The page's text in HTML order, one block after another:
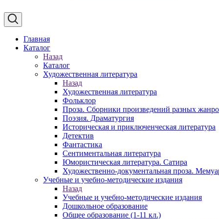
Главная
Каталог
Назад
Каталог
Художественная литература
Назад
Художественная литература
Фольклор
Проза. Сборники произведений разных
Поэзия. Драматургия
Историческая и приключенческая литература
Детектив
Фантастика
Сентиментальная литература
Юмористическая литература. Сатира
Художественно-документальная проза.
Учебные и учебно-методические издания
Назад
Учебные и учебно-методические издания
Дошкольное образование
Общее образование (1-11 кл.)